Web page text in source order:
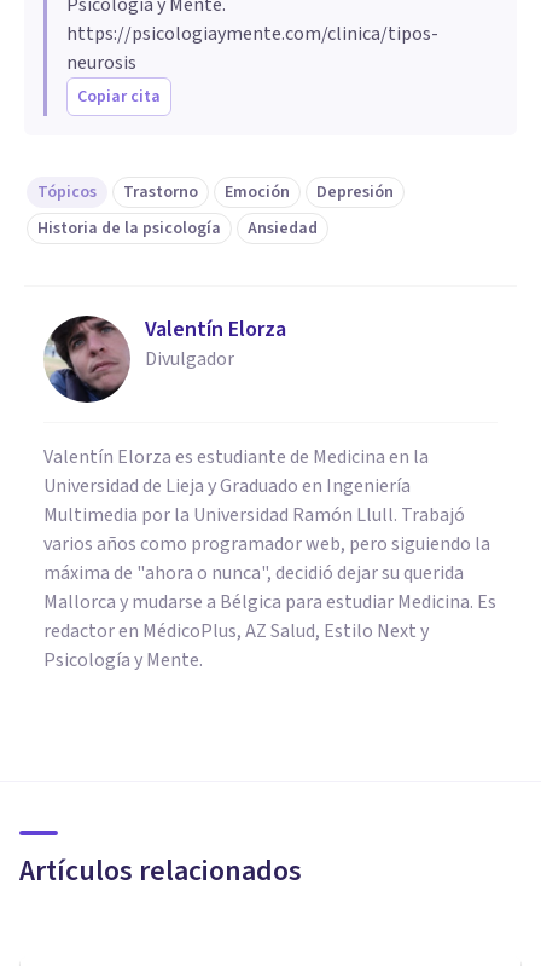
https://psicologiaymente.com/clinica/tipos-
neurosis
Copiar cita
Tópicos Trastorno Emoción
Depresión
Historia de la psicología
Ansiedad
Valentín Elorza
Divulgador
Valentín Elorza es estudiante de Medicina en la
Universidad de Lieja y Graduado en Ingeniería
Multimedia por la Universidad Ramón Llull. Trabajó
varios años como programador web, pero siguiendo la
máxima de "ahora o nunca", decidió dejar su querida
Mallorca y mudarse a Bélgica para estudiar Medicina. Es
redactor en MédicoPlus, AZ Salud, Estilo Next y
Psicología y Mente.
Artículos relacionados
tercera generación?